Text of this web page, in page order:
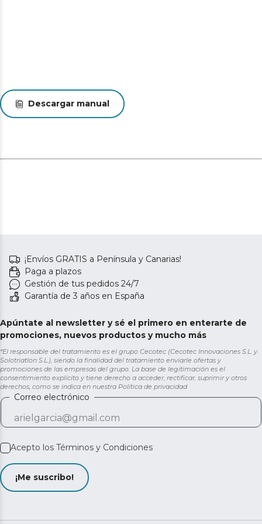
Descargar manual
¡Envíos GRATIS a Península y Canarias!
Paga a plazos
Gestión de tus pedidos 24/7
Garantía de 3 años en España
Apúntate al newsletter y sé el primero en enterarte de
promociones, nuevos productos y mucho más
*El responsable del tratamiento es el grupo Cecotec (Cecotec Innovaciones S.L. y
Solotriatlon S.L.), siendo la finalidad del tratamiento enviarle ofertas y
promociones de las empresas del grupo. La base de legitimación es el
consentimiento explícito y tiene derecho a acceder, rectificar, suprimir y otros
derechos, como se indica en nuestra Política de privacidad
Correo electrónico
Acepto los Términos y Condiciones
¡Me suscribo!